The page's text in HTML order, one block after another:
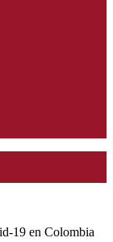
19 en Colombia